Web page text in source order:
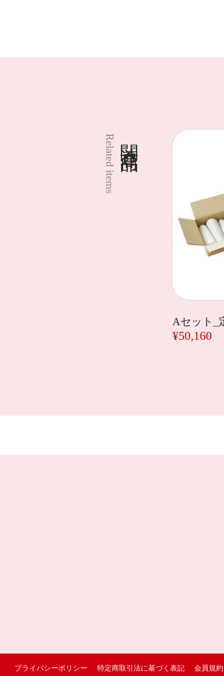
Related items
Aセット_
¥50,160
プライバシーポリシー 特定商取引法に基づく表記 会員規約